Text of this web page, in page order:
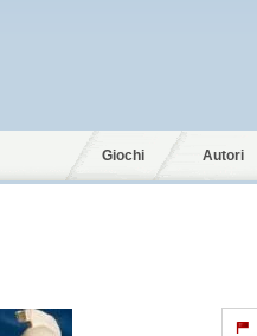
Giochi Autori